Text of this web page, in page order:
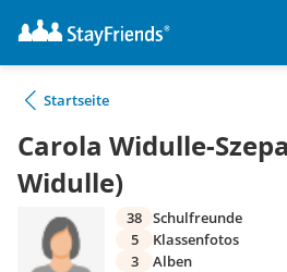
Startseite
Carola Widulle-
Widulle)
38 Schulfreunde
5
Klassenfotos
3
Alben